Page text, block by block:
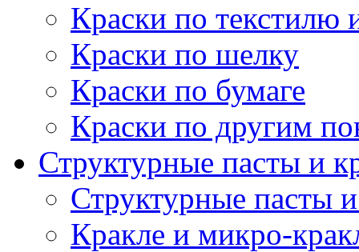
Краски по текстилю
Краски по шелку
Краски по бумаге
Краски по другим
Структурные пасты и
Структурные пасты
Кракле и микро-